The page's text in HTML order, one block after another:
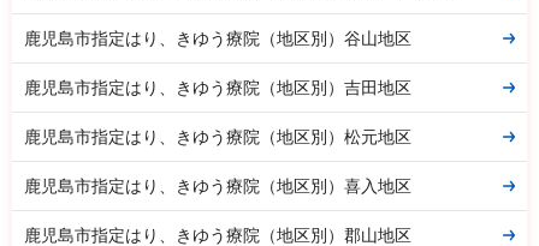
鹿児島市指定はり、きゆう療院（地区別）谷山地区
鹿児島市指定はり、きゆう療院（地区別）吉田地区
鹿児島市指定はり、きゆう療院（地区別）松元地区
鹿児島市指定はり、きゆう療院（地区別）喜入地区
鹿児島市指定はり、きゆう療院（地区別）郡山地区